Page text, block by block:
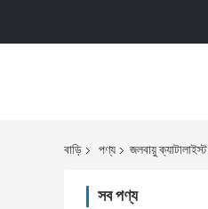
বাড়ি পণ্য জলবায়ু ক্যাটালাইস্ট
সব পণ্য